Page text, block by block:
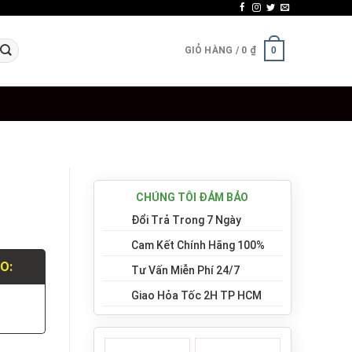
GIỎ HÀNG / 0 ₫ 0
CHÚNG TÔI ĐẢM BẢO
Đổi Trả Trong 7 Ngày
Cam Kết Chính Hãng 100%
Tư Vấn Miễn Phí 24/7
Giao Hỏa Tốc 2H TP HCM